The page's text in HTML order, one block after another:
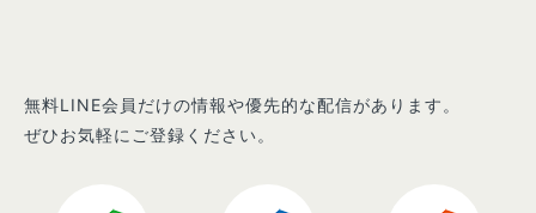
無料LINE会員だけの情報や優先的な配信があります。
ぜひお気軽にご登録ください。